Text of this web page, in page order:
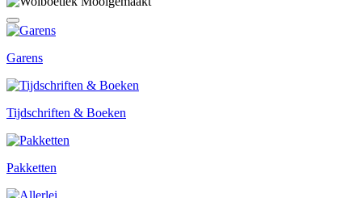
Garens
Tijdschriften & Boeken
Pakketten